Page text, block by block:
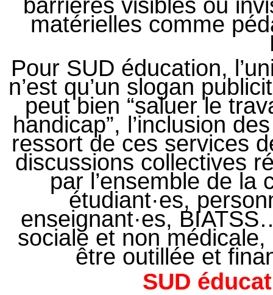
barrières visibles ou
matérielles comme
Pour SUD éducation,
n’est qu’un slogan
peut bien “saluer le
handicap”, l’inclusion
ressort de ces services
discussions collectives
par l’ensemble de la
étudiant·es,
enseignant·es,
sociale et non médicale,
être outillée et
SUD